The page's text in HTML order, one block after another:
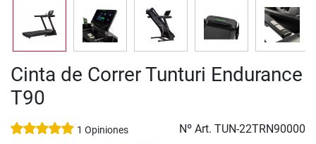
Cinta de Correr Tunturi Endurance
T90
1 Opiniones Nº Art. TUN-22TRN90000